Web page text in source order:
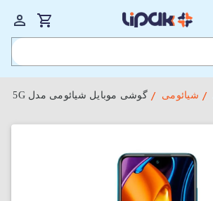
شیائومی گوشی موبایل شیائومی مدل Poco M3 PRO 5G دو سیم‌ کارت ظرفیت 128 گیگابایت